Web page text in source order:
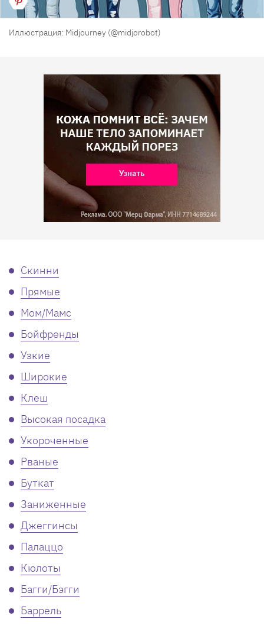
Иллюстрация: Midjourney (@midjorobot)
Скинни
Прямые
Мом/Мамс
Бойфренды
Узкие
Широкие
Клеш
Высокая посадка
Укороченные
Рваные
Буткат
Заниженные
Джеггинсы
Палаццо
Кюлоты
Багги/Бэгги
Баррель